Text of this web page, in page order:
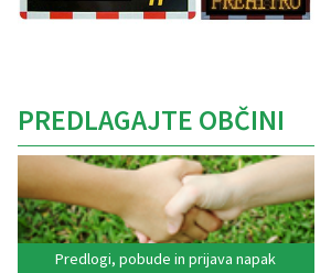
PREDLAGAJTE OBČINI
Predlogi, pobude in prijava napak